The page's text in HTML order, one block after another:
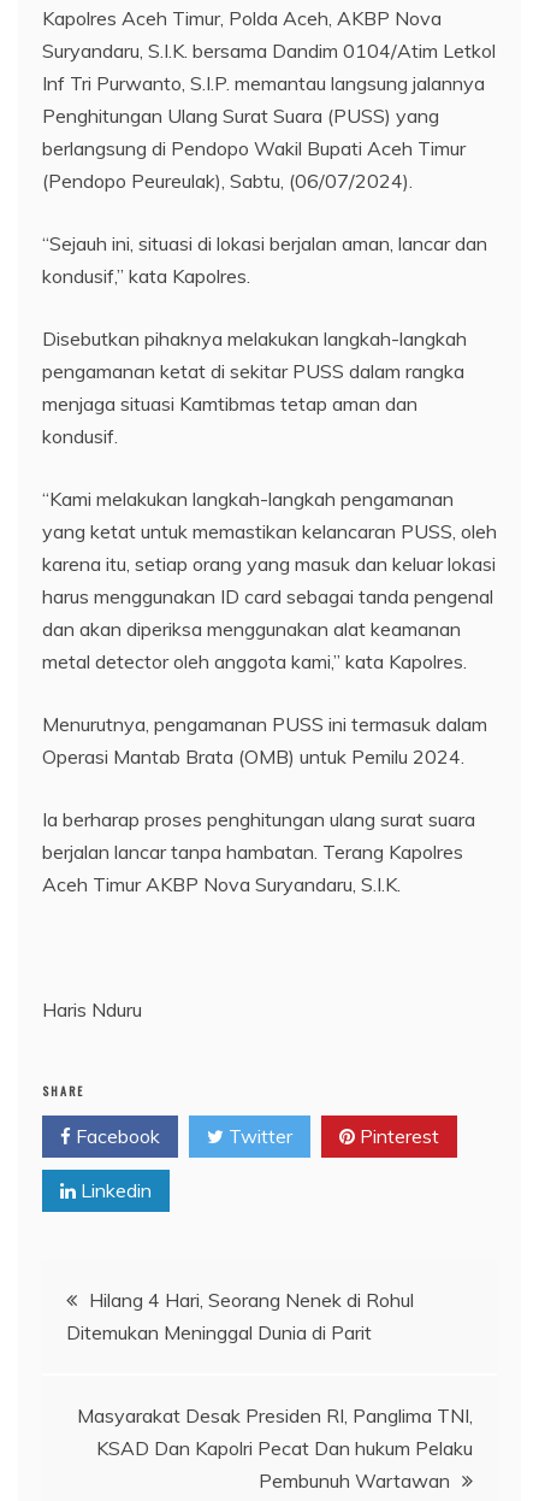
Kapolres Aceh Timur, Polda Aceh, AKBP Nova
Suryandaru, S.I.K. bersama Dandim 0104/Atim Letkol
Inf Tri Purwanto, S.I.P. memantau langsung jalannya
Penghitungan Ulang Surat Suara (PUSS) yang
berlangsung di Pendopo Wakil Bupati Aceh Timur
(Pendopo Peureulak), Sabtu, (06/07/2024).
“Sejauh ini, situasi di lokasi berjalan aman, lancar dan
kondusif,” kata Kapolres.
Disebutkan pihaknya melakukan langkah-langkah
pengamanan ketat di sekitar PUSS dalam rangka
menjaga situasi Kamtibmas tetap aman dan
kondusif.
“Kami melakukan langkah-langkah pengamanan
yang ketat untuk memastikan kelancaran PUSS, oleh
karena itu, setiap orang yang masuk dan keluar lokasi
harus menggunakan ID card sebagai tanda pengenal
dan akan diperiksa menggunakan alat keamanan
metal detector oleh anggota kami,” kata Kapolres.
Menurutnya, pengamanan PUSS ini termasuk dalam
Operasi Mantab Brata (OMB) untuk Pemilu 2024.
Ia berharap proses penghitungan ulang surat suara
berjalan lancar tanpa hambatan. Terang Kapolres
Aceh Timur AKBP Nova Suryandaru, S.I.K.
Haris Nduru
SHARE
Facebook Twitter Pinterest
Linkedin
Navigasi
pos
Hilang 4 Hari, Seorang Nenek di Rohul
Ditemukan Meninggal Dunia di Parit
Masyarakat Desak Presiden RI, Panglima TNI,
KSAD Dan Kapolri Pecat Dan hukum Pelaku
Pembunuh Wartawan